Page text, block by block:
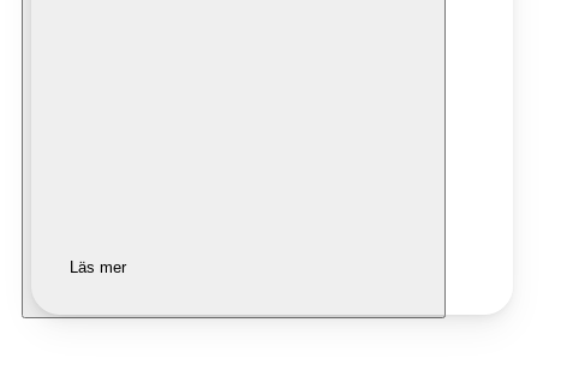
Läs mer